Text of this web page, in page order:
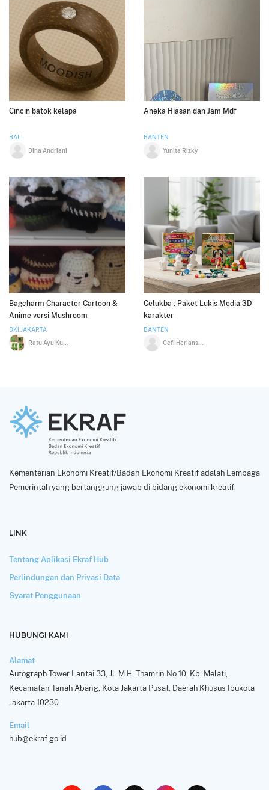
Cincin batok kelapa
BALI
Dina Andriani
Aneka Hiasan dan Jam Mdf
BANTEN
Yunita Rizky
Bagcharm Character Cartoon &
Anime versi Mushroom
DKI JAKARTA
Celukba : Paket Lukis Media 3D
karakter
BANTEN
Kementerian Ekonomi Kreatif/Badan Ekonomi Kreatif adalah Lembaga
Pemerintah yang bertanggung jawab di bidang ekonomi kreatif.
LINK
Tentang Aplikasi Ekraf Hub
Perlindungan dan Privasi Data
Syarat Penggunaan
HUBUNGI KAMI
Alamat
Autograph Tower Lantai 33, Jl. M.H. Thamrin No.10, Kb. Melati,
Kecamatan Tanah Abang, Kota Jakarta Pusat, Daerah Khusus Ibukota
Jakarta 10230
Email
hub@ekraf.go.id